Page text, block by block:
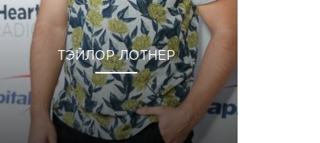
ТЭЙЛОР ЛОТНЕР